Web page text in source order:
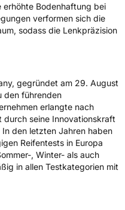
SymbolNein
Center Avenue
Colmar-Berg Luxemburg,
erhöhte Bodenhaftung bei
verformen sich die
sodass die Lenkpräzision
gegründet am 29. August
den führenden
erlangte nach
durch seine Innovationskraft
den letzten Jahren haben
Reifentests in Europa
, Winter- als auch
in allen Testkategorien mit